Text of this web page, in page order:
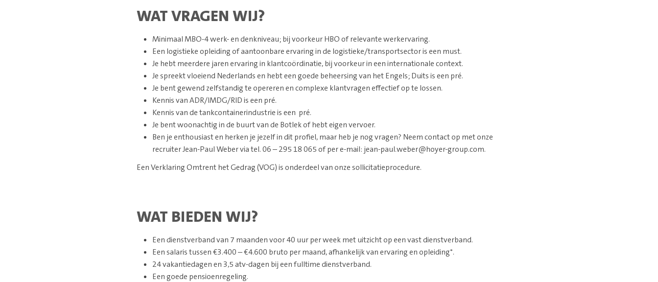
WAT VRAGEN WIJ?
Minimaal MBO-4 werk- en denkniveau; bij voorkeur HBO of relevante werkervaring.
Een logistieke opleiding of aantoonbare ervaring in de logistieke/transportsector is een must.
Je hebt meerdere jaren ervaring in klantcoördinatie, bij voorkeur in een internationale context.
Je spreekt vloeiend Nederlands en hebt een goede beheersing van het Engels; Duits is een pré.
Je bent gewend zelfstandig te opereren en complexe klantvragen effectief op te lossen.
Kennis van ADR/IMDG/RID is een pré.
Kennis van de tankcontainerindustrie is een pré.
Je bent woonachtig in de buurt van de Botlek of hebt eigen vervoer.
Ben je enthousiast en herken je jezelf in dit profiel, maar heb je nog vragen? Neem contact op met onze
recruiter Jean-Paul Weber via tel. 06 – 295 18 065 of per e-mail: jean-paul.weber@hoyer-group.com.
Een Verklaring Omtrent het Gedrag (VOG) is onderdeel van onze sollicitatieprocedure.
WAT BIEDEN WIJ?
Een dienstverband van 7 maanden voor 40 uur per week met uitzicht op een vast dienstverband.
Een salaris tussen €3.400 – €4.600 bruto per maand, afhankelijk van ervaring en opleiding*.
24 vakantiedagen en 3,5 atv-dagen bij een fulltime dienstverband.
Een goede pensioenregeling.